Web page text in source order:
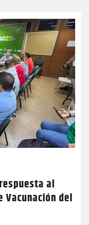
al
Vacunación del